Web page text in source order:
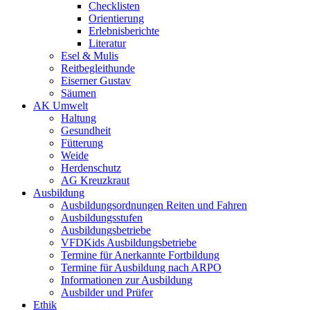
Checklisten
Orientierung
Erlebnisberichte
Literatur
Esel & Mulis
Reitbegleithunde
Eiserner Gustav
Säumen
AK Umwelt
Haltung
Gesundheit
Fütterung
Weide
Herdenschutz
AG Kreuzkraut
Ausbildung
Ausbildungsordnungen Reiten und Fahren
Ausbildungsstufen
Ausbildungsbetriebe
VFDKids Ausbildungsbetriebe
Termine für Anerkannte Fortbildung
Termine für Ausbildung nach ARPO
Informationen zur Ausbildung
Ausbilder und Prüfer
Ethik